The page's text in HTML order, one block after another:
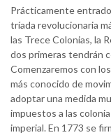
Prácticamente
tríada revolucionaria
las Trece Colonias, la
dos primeras tendrán
Comenzaremos con
más conocido de
adoptar una medida
impuestos a las
imperial. En 1773 se